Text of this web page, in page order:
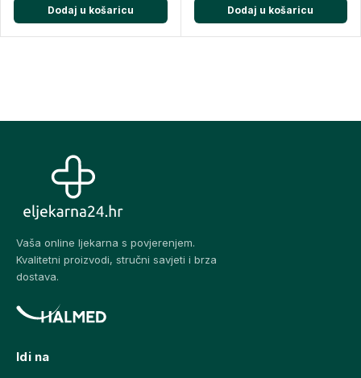
Dodaj u košaricu Dodaj u košaricu
Vaša online ljekarna s povjerenjem.
Kvalitetni proizvodi, stručni savjeti i brza
dostava.
Idi na